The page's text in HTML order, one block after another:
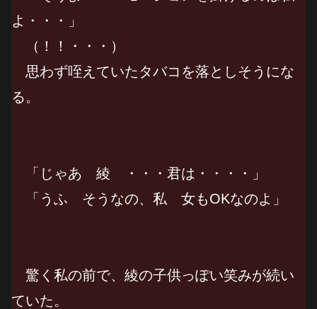
よ・・・」
（！！・・・）
思わず咥えていたタバコを落としそうにな
る。
「じゃあ 綾 ・・・君は・・・・」
「うふ そうなの、私 女もOKなのよ」
驚く私の前で、綾の子供っぽい笑みが続い
ていた。